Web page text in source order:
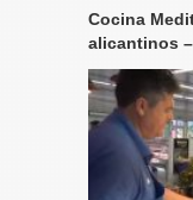
Cocina
alicantinos –